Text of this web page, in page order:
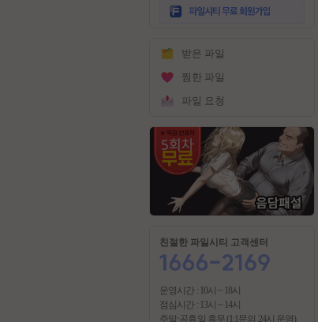
가
입
받은 파일
찜한 파일
파일 요청
친절한 파일시티 고객센터
운영시간 : 10시 ~ 18시
점심시간 : 13시 ~ 14시
주말·공휴일 휴무 (1:1문의 24시 운영)